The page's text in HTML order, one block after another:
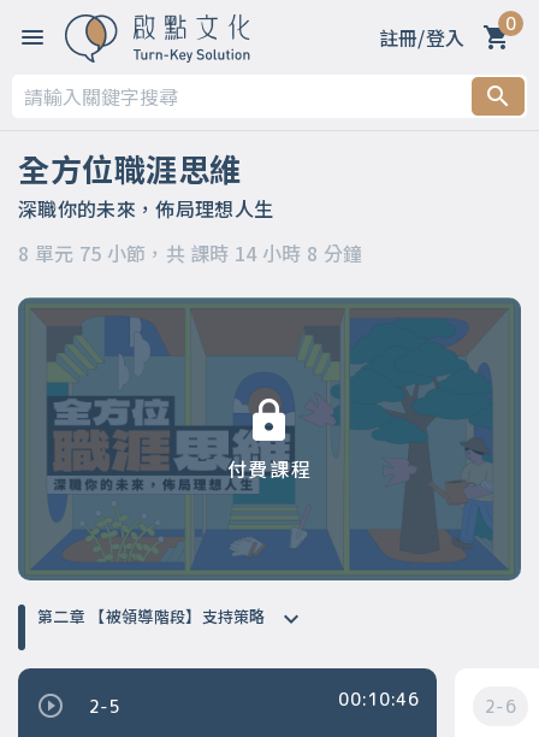
註冊/登入 0
全方位職涯思維
深職你的未來，佈局理想人生
8 單元 75 小節，共 課時 14 小時 8 分鐘
付費課程
第一章 【開篇】
第二章 【被領導階段】支持策略
第三章 【被領導階段】委身策略
第四章 【領導階段】開明策略
第五章 【領導階段】強勢策略
第七章 【應變階段】彈性策略
第八章 【結語】
第二章 【被領導階段】支持策略
2-5 00:10:46 2-6